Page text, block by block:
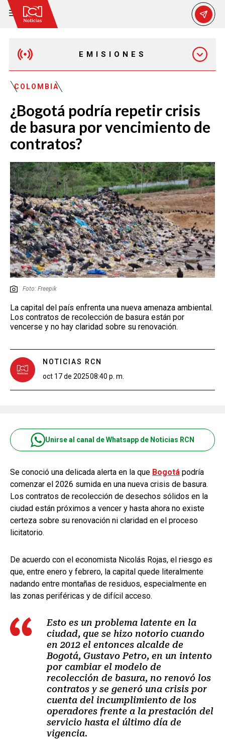
EMISIONES
EMISIÓN 12:30 PM
EMISIÓN 11:30 PM
COLOMBIA
¿Bogotá podría repetir crisis
de basura por vencimiento de
contratos?
Foto: Freepik
La capital del país enfrenta una nueva amenaza ambiental.
Los contratos de recolección de basura están por
vencerse y no hay claridad sobre su renovación.
NOTICIAS RCN
oct 17 de 202508:40 p. m.
Unirse al canal de Whatsapp de Noticias RCN
Se conoció una delicada alerta en la que Bogotá podría
comenzar el 2026 sumida en una nueva crisis de basura.
Los contratos de recolección de desechos sólidos en la
ciudad están próximos a vencer y hasta ahora no existe
certeza sobre su renovación ni claridad en el proceso
licitatorio.
De acuerdo con el economista Nicolás Rojas, el riesgo es
que, entre enero y febrero, la capital quede literalmente
nadando entre montañas de residuos, especialmente en
las zonas periféricas y de difícil acceso.
Esto es un problema latente en la
ciudad, que se hizo notorio cuando
en 2012 el entonces alcalde de
Bogotá, Gustavo Petro, en un intento
por cambiar el modelo de
recolección de basura, no renovó los
contratos y se generó una crisis por
cuenta del incumplimiento de los
operadores frente a la prestación del
servicio hasta el último día de
vigencia.